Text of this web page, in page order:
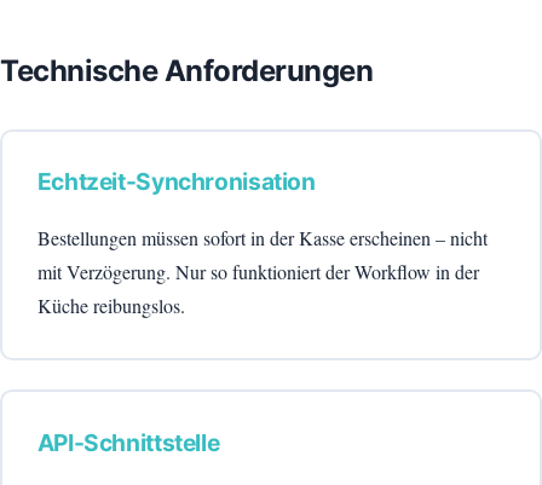
Technische Anforderungen
Echtzeit-Synchronisation
Bestellungen müssen sofort in der Kasse erscheinen – nicht
mit Verzögerung. Nur so funktioniert der Workflow in der
Küche reibungslos.
API-Schnittstelle